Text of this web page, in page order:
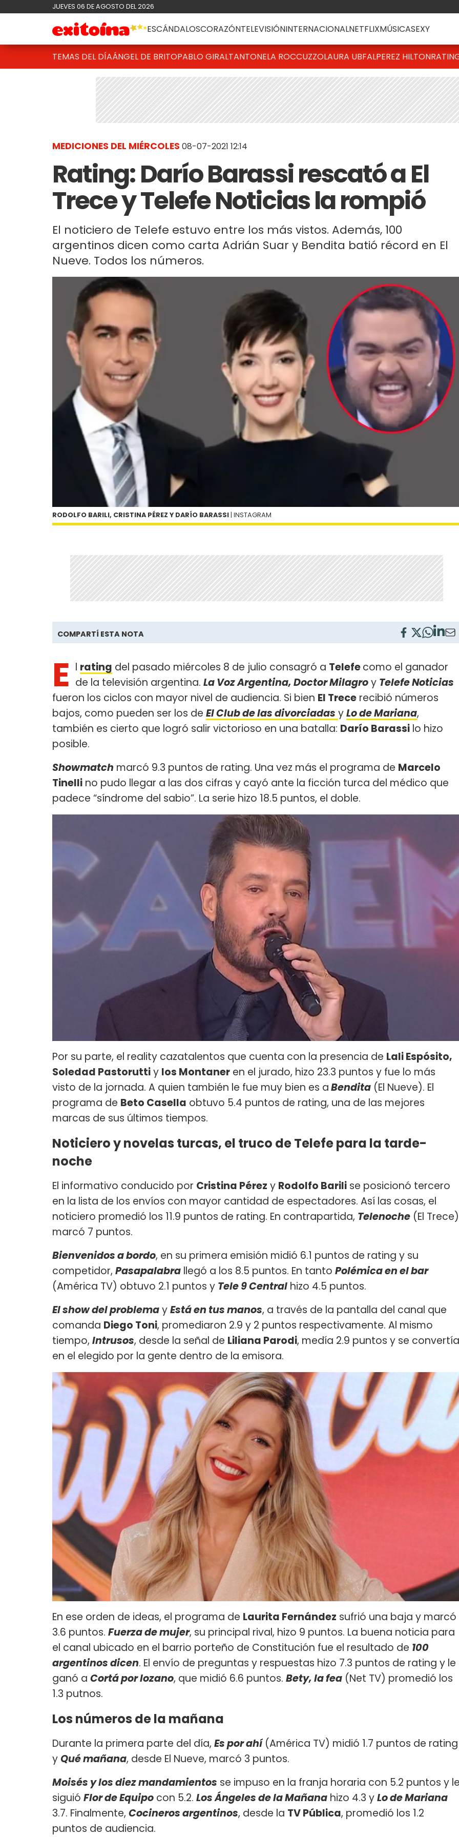
JUEVES 06 DE AGOSTO DEL 2026
ESCÁNDALOSCORAZÓNTELEVISIÓNINTERNACIONALNETFLIXMÚSICASEXY
TEMAS DEL DÍAÁNGEL DE BRITOPABLO GIRALTANTONELA ROCCUZZOLAURA UBFALPEREZ HILTON
MEDICIONES DEL MIÉRCOLES 08-07-2021 12:14
Rating: Darío Barassi rescató a El
Trece y Telefe Noticias la rompió
El noticiero de Telefe estuvo entre los más vistos. Además, 100
argentinos dicen como carta Adrián Suar y Bendita batió récord en El
Nueve. Todos los números.
RODOLFO BARILI, CRISTINA PÉREZ Y DARÍO BARASSI | INSTAGRAM
COMPARTÍ ESTA NOTA
E l rating del pasado miércoles 8 de julio consagró a Telefecomo el ganador
de la televisión argentina. La Voz Argentina, Doctor Milagroy Telefe Noticias
fueron los ciclos con mayor nivel de audiencia. Si bien El Trece recibió números
bajos, como pueden ser los de El Club de las divorciadas yLo de Mariana,
también es cierto que logró salir victorioso en una batalla: Darío Barassi lo hizo
posible.
Showmatch marcó 9.3 puntos de rating. Una vez más el programa de Marcelo
Tinelli no pudo llegar a las dos cifras y cayó ante la ficción turca del médico que
padece “síndrome del sabio”. La serie hizo 18.5 puntos, el doble.
Por su parte, el reality cazatalentos que cuenta con la presencia de Lali Espósito,
Soledad Pastoruttiy los Montaner en el jurado, hizo 23.3 puntos y fue lo más
visto de la jornada. A quien también le fue muy bien es aBendita (El Nueve). El
programa de Beto Casella obtuvo 5.4 puntos de rating, una de las mejores
marcas de sus últimos tiempos.
Noticiero y novelas turcas, el truco de Telefe para la tarde-
noche
El informativo conducido por Cristina Pérez y Rodolfo Barili se posicionó tercero
en la lista de los envíos con mayor cantidad de espectadores. Así las cosas, el
noticiero promedió los 11.9 puntos de rating. En contrapartida, Telenoche (El Trece)
marcó 7 puntos.
Bienvenidos a bordo, en su primera emisión midió 6.1 puntos de rating y su
competidor, Pasapalabra llegó a los 8.5 puntos. En tanto Polémica en el bar
(América TV) obtuvo 2.1 puntos y Tele 9 Central hizo 4.5 puntos.
El show del problemayEstá en tus manos, a través de la pantalla del canal que
comanda Diego Toni, promediaron 2.9 y 2 puntos respectivamente. Al mismo
tiempo, Intrusos, desde la señal de Liliana Parodi, medía 2.9 puntos y se convertía
en el elegido por la gente dentro de la emisora.
En ese orden de ideas, el programa de Laurita Fernández sufrió una baja y marcó
3.6 puntos. Fuerza de mujer, su principal rival, hizo 9 puntos. La buena noticia para
el canal ubicado en el barrio porteño de Constitución fue el resultado de 100
argentinos dicen. El envío de preguntas y respuestas hizo 7.3 puntos de rating y le
ganó a Cortá por lozano, que midió 6.6 puntos. Bety, la fea (Net TV) promedió los
1.3 putnos.
Los números de la mañana
Durante la primera parte del día, Es por ahí(América TV) midió 1.7 puntos de rating
y Qué mañana, desde El Nueve, marcó 3 puntos.
Moisés y los diez mandamientos se impuso en la franja horaria con 5.2 puntos y
siguió Flor de Equipo con 5.2. Los Ángeles de la Mañana hizo 4.3 yLo de Mariana
3.7. Finalmente, Cocineros argentinos, desde la TV Pública, promedió los 1.2
puntos de audiencia.